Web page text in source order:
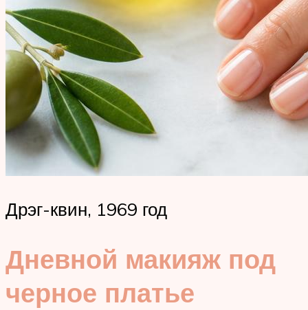
Дрэг-квин, 1969 год
Дневной макияж под
черное платье